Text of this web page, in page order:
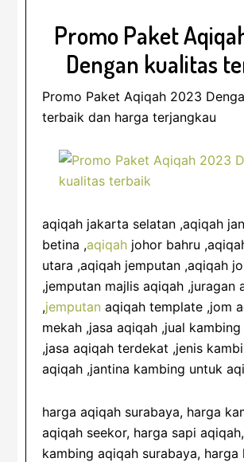
Promo Paket
Dengan kualitas
Promo Paket Aqiqah 2023
terbaik dan harga terjangkau
aqiqah jakarta selatan ,aqiqah
betina ,aqiqah johor bahru
utara ,aqiqah jemputan ,aqiqah
,jemputan majlis aqiqah ,juragan
,jemputan aqiqah template ,jom
mekah ,jasa aqiqah ,jual
,jasa aqiqah terdekat ,jenis
aqiqah ,jantina kambing untuk
harga aqiqah surabaya, harga
aqiqah seekor, harga sapi
kambing aqiqah surabaya, harga